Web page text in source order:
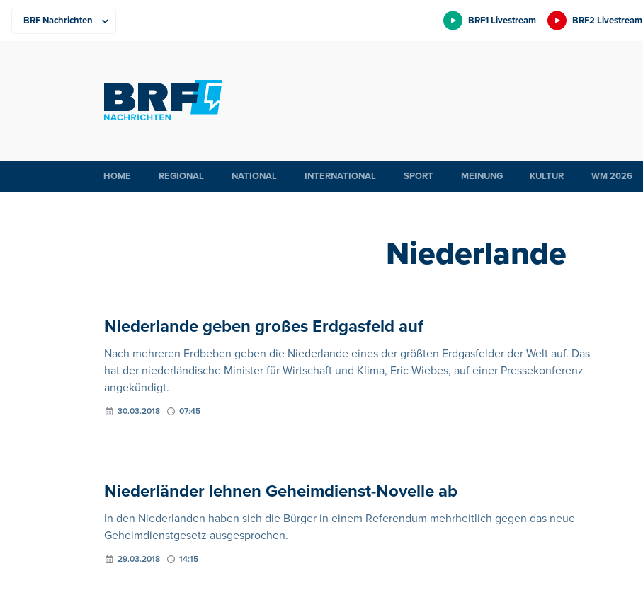
BRF1 Livestream BRF2 Livestream
HOME REGIONAL NATIONAL INTERNATIONAL SPORT MEINUNG KULTUR WM 2026
Niederlande
Niederlande geben großes Erdgasfeld auf
Nach mehreren Erdbeben geben die Niederlande eines der größten Erdgasfelder der Welt auf. Das
hat der niederländische Minister für Wirtschaft und Klima, Eric Wiebes, auf einer Pressekonferenz
angekündigt.
30.03.2018 07:45
Niederländer lehnen Geheimdienst-Novelle ab
In den Niederlanden haben sich die Bürger in einem Referendum mehrheitlich gegen das neue
Geheimdienstgesetz ausgesprochen.
29.03.2018 14:15